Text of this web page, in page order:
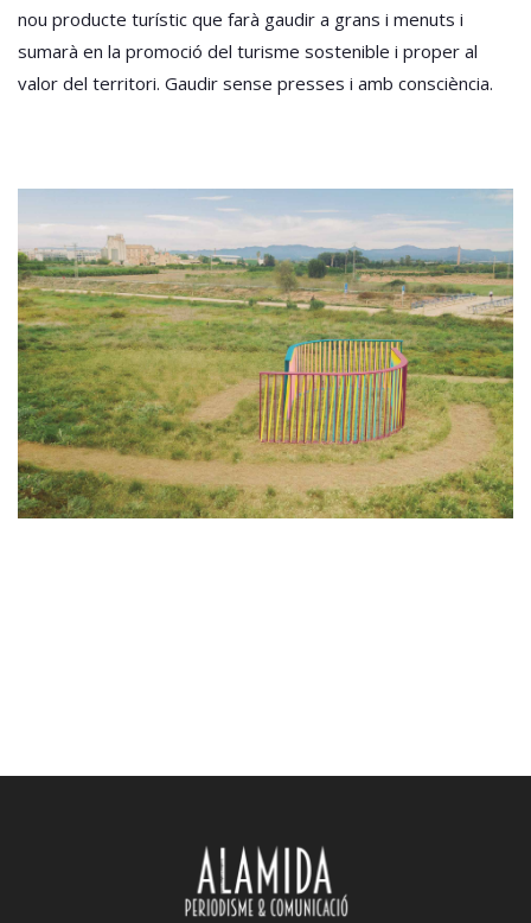
nou producte turístic que farà gaudir a grans i menuts i
sumarà en la promoció del turisme sostenible i proper al
valor del territori. Gaudir sense presses i amb consciència.